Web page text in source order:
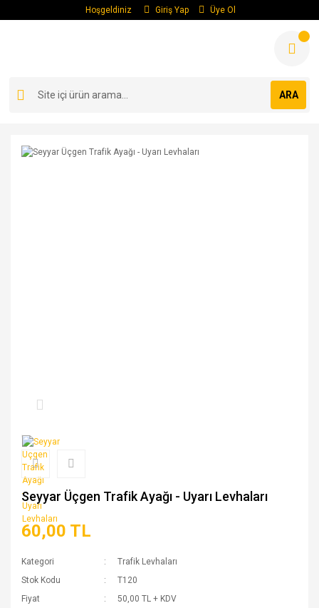
Hoşgeldiniz Giriş Yap Üye Ol
ARA
Seyyar Üçgen Trafik Ayağı - Uyarı Levhaları
60,00 TL
Kategori
Trafik Levhaları
Stok Kodu
T120
Fiyat
50,00 TL + KDV